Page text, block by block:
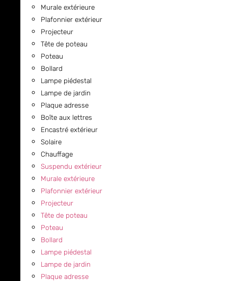
Murale extérieure
Plafonnier extérieur
Projecteur
Tête de poteau
Poteau
Bollard
Lampe piédestal
Lampe de jardin
Plaque adresse
Boîte aux lettres
Encastré extérieur
Solaire
Chauffage
Suspendu extérieur
Murale extérieure
Plafonnier extérieur
Projecteur
Tête de poteau
Poteau
Bollard
Lampe piédestal
Lampe de jardin
Plaque adresse